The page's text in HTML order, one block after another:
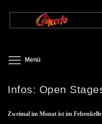
zum
Menü
Infos: Open
Zweimal im Monat ist im